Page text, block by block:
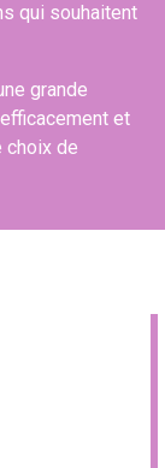
qui souhaitent
grande
et
choix de